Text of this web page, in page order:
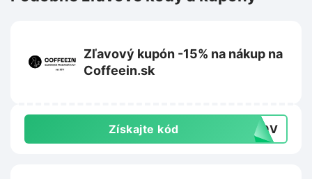
Zľavový kupón -15% na nákup na
Coffeein.sk
Získajte kód OKOV